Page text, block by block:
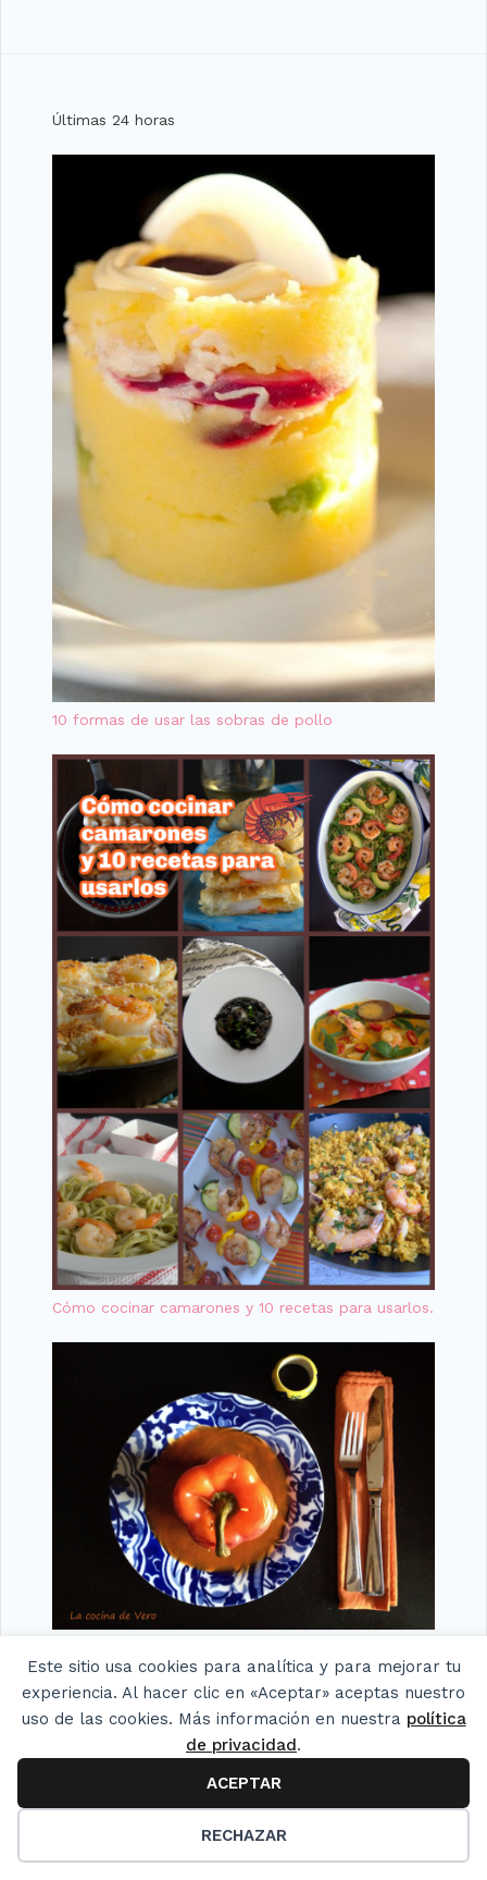
Este sitio usa cookies para analítica y para mejorar tu
experiencia. Al hacer clic en «Aceptar» aceptas nuestro
uso de las cookies. Más información en nuestra política
de privacidad.
ACEPTAR
RECHAZAR
Últimas 24 horas
10 formas de usar las sobras de pollo
Cómo cocinar camarones y 10 recetas para usarlos.